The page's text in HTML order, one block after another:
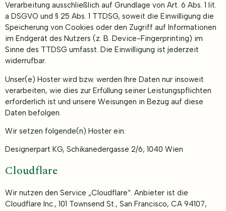
Verarbeitung ausschließlich auf Grundlage von Art. 6 Abs. 1 lit.
a DSGVO und § 25 Abs. 1 TTDSG, soweit die Einwilligung die
Speicherung von Cookies oder den Zugriff auf Informationen
im Endgerät des Nutzers (z. B. Device-Fingerprinting) im
Sinne des TTDSG umfasst. Die Einwilligung ist jederzeit
widerrufbar.
Unser(e) Hoster wird bzw. werden Ihre Daten nur insoweit
verarbeiten, wie dies zur Erfüllung seiner Leistungspflichten
erforderlich ist und unsere Weisungen in Bezug auf diese
Daten befolgen.
Wir setzen folgende(n) Hoster ein:
Designerpart KG, Schikanedergasse 2/6, 1040 Wien
Cloudflare
Wir nutzen den Service „Cloudflare“. Anbieter ist die
Cloudflare Inc., 101 Townsend St., San Francisco, CA 94107,